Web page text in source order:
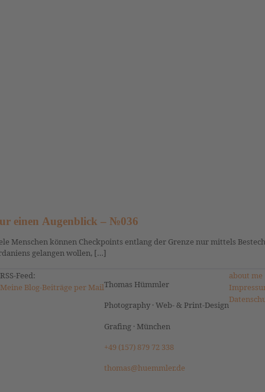
einen Augenblick – №036
Menschen können Checkpoints entlang der Grenze nur mittels
gelangen wollen, […]
RSS-Feed:
Meine Blog-Beiträge per MailThomas Hümmler
Photography · Web- & Print-Design
Grafing · München
+49 (157) 879 72 338
thomas@huemmler.de
about me